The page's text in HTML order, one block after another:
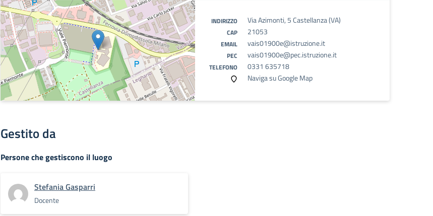
INDIRIZZO Via Azimonti, 5 Castellanza (VA)
CAP 21053
EMAIL vais01900e@istruzione.it
PEC vais01900e@pec.istruzione.it
TELEFONO
0331 635718
Naviga su Google Map
Gestito da
Persone che gestiscono il luogo
Stefania Gasparri
Docente